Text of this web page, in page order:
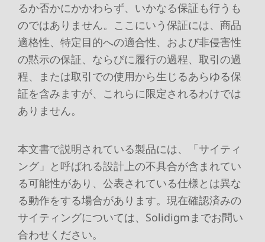
るか否かにかかわらず、いかなる保証も行うも
のではありません。ここにいう保証には、商品
適格性、特定目的への適合性、および非侵害性
の黙示の保証、ならびに履行の過程、取引の過
程、または取引での使用から生じるあらゆる保
証を含みますが、これらに限定されるわけでは
ありません。
本文書で説明されている製品には、「サイティ
ング」と呼ばれる設計上の不具合が含まれてい
る可能性があり、公表されている仕様とは異な
る動作をする場合があります。現在確認済みの
サイティングについては、Solidigmまでお問い
合わせください。